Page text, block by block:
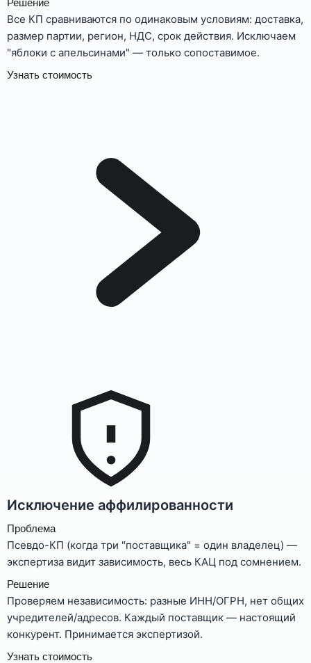
Все КП сравниваются по одинаковым условиям: доставка,
размер партии, регион, НДС, срок действия. Исключаем
"яблоки с апельсинами" — только сопоставимое.
Узнать стоимость
Исключение аффилированности
Проблема
Псевдо-КП (когда три "поставщика" = один владелец) —
экспертиза видит зависимость, весь КАЦ под сомнением.
Решение
Проверяем независимость: разные ИНН/ОГРН, нет общих
учредителей/адресов. Каждый поставщик — настоящий
конкурент. Принимается экспертизой.
Узнать стоимость